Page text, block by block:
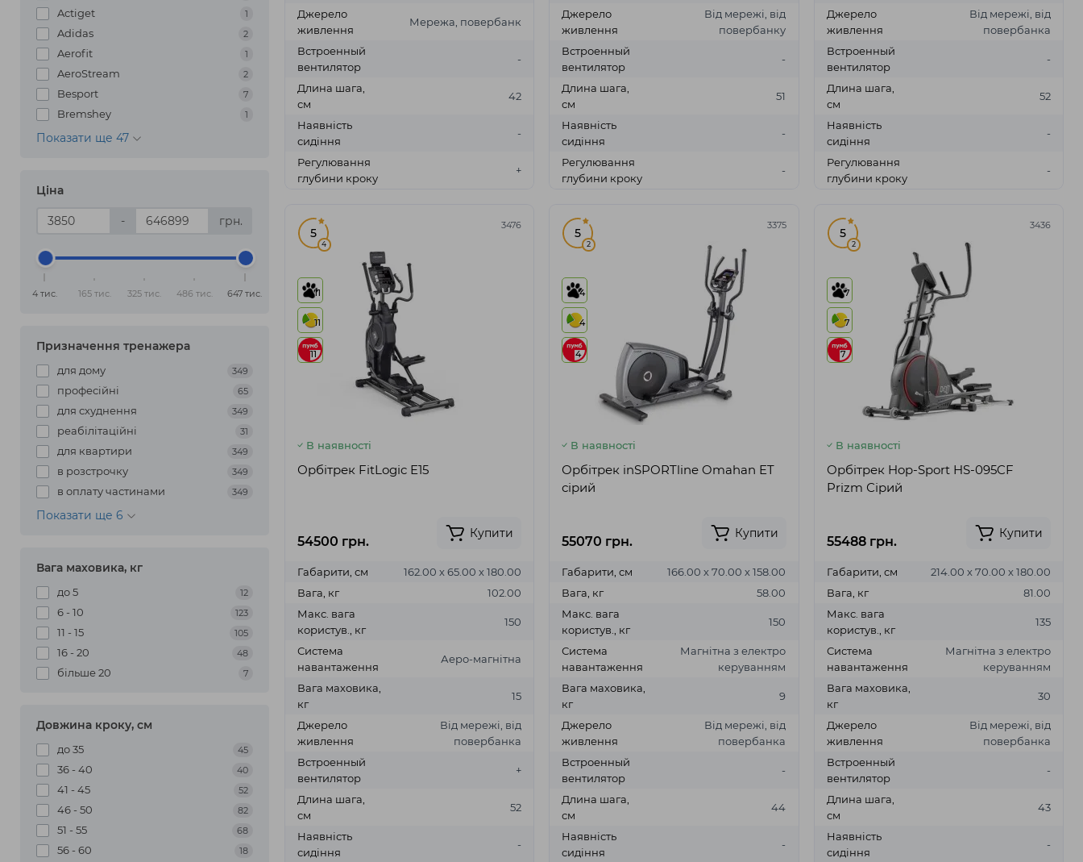
Actiget 1
Adidas 2
Aerofit 1
AeroStream 2
Besport 7
Bremshey 1
Показати ще 47
Ціна
- грн.
4 тис. 165 тис. 325 тис. 486 тис. 647 тис.
Призначення тренажера
для дому 349
професійні 65
для схуднення 349
реабілітаційні 31
для квартири 349
в розстрочку 349
в оплату частинами 349
Показати ще 6
Вага маховика, кг
до 5 12
6 - 10 123
11 - 15 105
16 - 20 48
більше 20 7
Довжина кроку, см
до 35 45
36 - 40 40
41 - 45 52
46 - 50 82
51 - 55 68
56 - 60 18
Джерело
живлення
Мережа, повербанк
Встроенный
вентилятор
-
Длина шага,
см
42
Наявність
сидіння
-
Регулювання
глубини кроку
+
Джерело
живлення
Від мережі, від
повербанку
Встроенный
вентилятор
-
Длина шага,
см
51
Наявність
сидіння
-
Регулювання
глубини кроку
-
Джерело
живлення
Від мережі, від
повербанка
Встроенный
вентилятор
-
Длина шага,
см
52
Наявність
сидіння
-
Регулювання
глубини кроку
-
3476
5
4
11
11
11
В наявності
Орбітрек FitLogic E15
54500 грн.
Купити
Габарити, см
162.00 х 65.00 х 180.00
Вага, кг
102.00
Макс. вага
користув., кг
150
Система
навантаження
Аеро-магнітна
Вага маховика,
кг
15
Джерело
живлення
Від мережі, від
повербанка
Встроенный
вентилятор
+
Длина шага,
см
52
Наявність
сидіння
-
3375
5
2
4
4
4
В наявності
Орбітрек inSPORTline Omahan ET
сірий
55070 грн.
Купити
Габарити, см
166.00 х 70.00 х 158.00
Вага, кг
58.00
Макс. вага
користув., кг
150
Система
навантаження
Магнітна з електро
керуванням
Вага маховика,
кг
9
Джерело
живлення
Від мережі, від
повербанка
Встроенный
вентилятор
-
Длина шага,
см
44
Наявність
сидіння
-
3436
5
2
7
7
7
В наявності
Орбітрек Hop-Sport HS-095CF
Prizm Сірий
55488 грн.
Купити
Габарити, см
214.00 х 70.00 х 180.00
Вага, кг
81.00
Макс. вага
користув., кг
135
Система
навантаження
Магнітна з електро
керуванням
Вага маховика,
кг
30
Джерело
живлення
Від мережі, від
повербанка
Встроенный
вентилятор
-
Длина шага,
см
43
Наявність
сидіння
-